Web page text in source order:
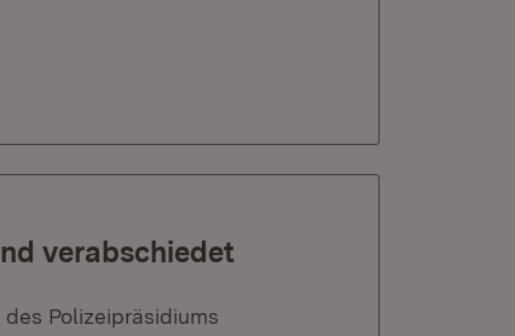
verabschiedet
Polizeipräsidiums